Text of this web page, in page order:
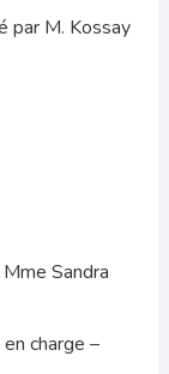
par M. Kossay
Sandra
charge –